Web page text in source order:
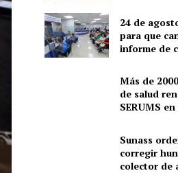
24 de
para que
informe de
Más de
de salud
SERUMS
Sunass
corregir
colector de